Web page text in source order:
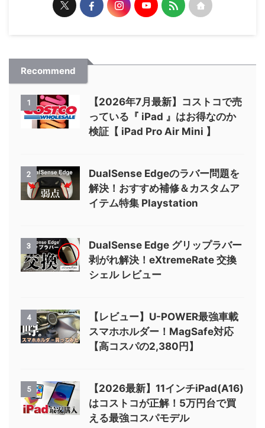
Recommend
1
【2026年7月最新】コストコで売
っている『 iPad 』はお得なのか
検証【 iPad Pro Air Mini 】
2
DualSense Edgeのラバー問題を
解決！おすすめ補修＆カスタムア
イテム特集 Playstation
3
DualSense Edge グリップラバー
剥がれ解決！eXtremeRate 交換
シェル レビュー
4
【レビュー】U-POWER最強車載
スマホホルダー！MagSafe対応
【高コスパの2,380円】
5
【2026最新】11インチiPad(A16)
はコストコが正解！5万円台で買
える最強コスパモデル